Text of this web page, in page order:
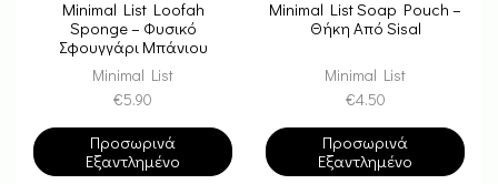
Minimal List Loofah
Sponge – Φυσικό
Σφουγγάρι Μπάνιου
Λούφας
Minimal List
€5.90
Προσωρινά
Εξαντλημένο
Minimal List Soap Pouch –
Θήκη Από Sisal
Minimal List
€4.50
Προσωρινά
Εξαντλημένο